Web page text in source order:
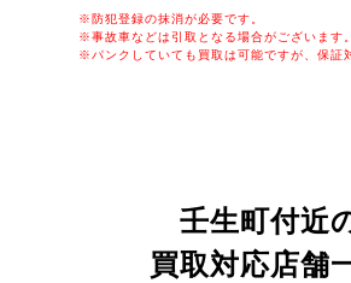
※防犯登録の抹消が必要です。
※事故車などは引取となる場合がございます。
※パンクしていても買取は可能ですが、保証
壬生町付近
買取対応店舗